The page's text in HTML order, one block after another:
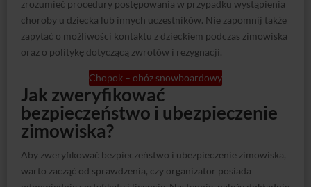
Jak zweryfikować
bezpieczeństwo i ubezpieczenie
zimowiska?
warto zacząć od sprawdzenia, czy organizator posiada
odpowiednie certyfikaty i licencje. Następnie, należy dokładnie
przeczytać warunki polisy ubezpieczeniowej, zwracając uwagę
na zakres ochrony oraz wyłączenia, które mogą mieć
ubezpieczenie obejmuje wszystkie aktywności planowane
podczas zimowiska, w tym sporty zimowe, które często